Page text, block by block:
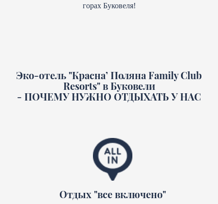
горах Буковеля!
Эко-отель "Красна’ Поляна Family Club
Resorts" в Буковели
- ПОЧЕМУ НУЖНО ОТДЫХАТЬ У НАС
Отдых "все включено"